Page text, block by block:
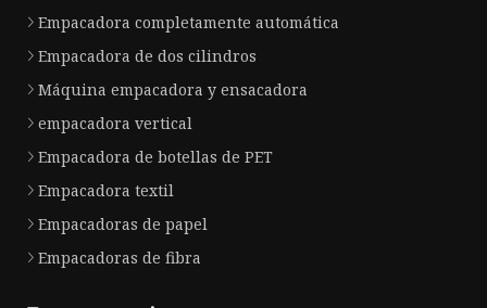
Empacadora completamente automática
Empacadora de dos cilindros
Máquina empacadora y ensacadora
empacadora vertical
Empacadora de botellas de PET
Empacadora textil
Empacadoras de papel
Empacadoras de fibra